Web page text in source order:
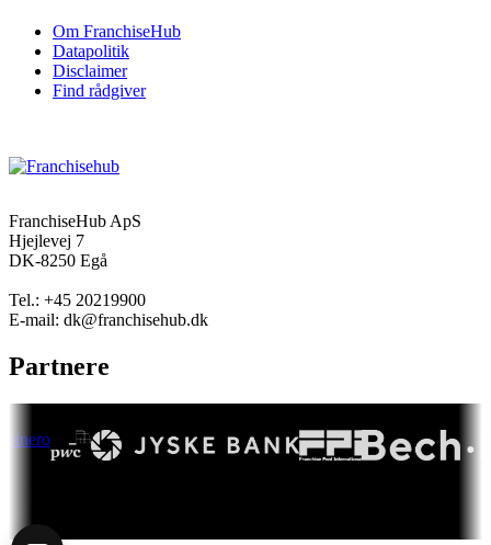
Om FranchiseHub
Datapolitik
Disclaimer
Find rådgiver
FranchiseHub ApS
Hjejlevej 7
DK-8250 Egå
Tel.: +45 20219900
E-mail: dk@franchisehub.dk
Partnere